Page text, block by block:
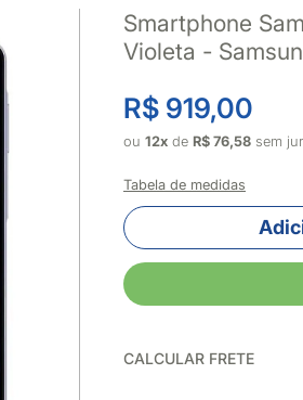
Smartphone
Violeta -
R$ 919,00
ou 12x de R$ 76,58 sem
Tabela de medidas
CALCULAR FRETE